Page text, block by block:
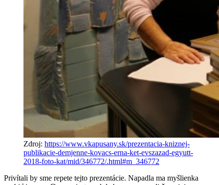
Zdroj: https://www.vkapusany.sk/prezentacia-kniznej-
publikacie-demjenne-kovacs-erna-ket-evszazad-egyutt-
2018-foto-kat/mid/346772/.html#m_346772
Privítali by sme repete tejto prezentácie. Napadla ma myšlienka